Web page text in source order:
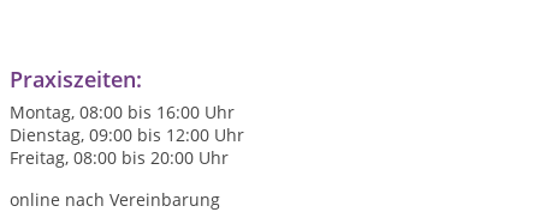
Praxiszeiten:
Montag, 08:00 bis 16:00 Uhr
Dienstag, 09:00 bis 12:00 Uhr
Freitag, 08:00 bis 20:00 Uhr
online nach Vereinbarung